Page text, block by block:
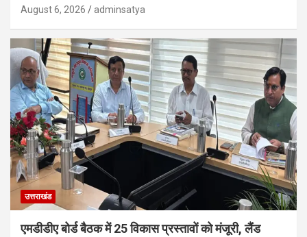
August 6, 2026 adminsatya
उत्तराखंड
एमडीडीए बोर्ड बैठक में 25 विकास प्रस्तावों को मंजूरी, लैंड